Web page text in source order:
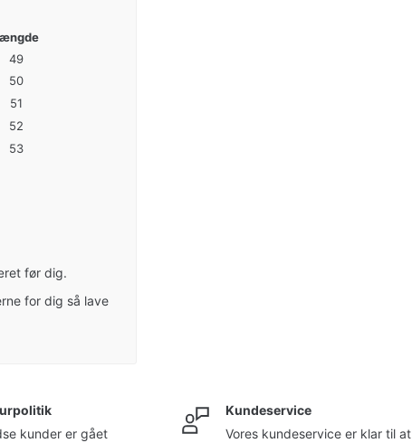
49
50
51
52
53
før dig.
for dig så lave
kunder er gået
Kundeservice
Vores kundeservice er klar til at